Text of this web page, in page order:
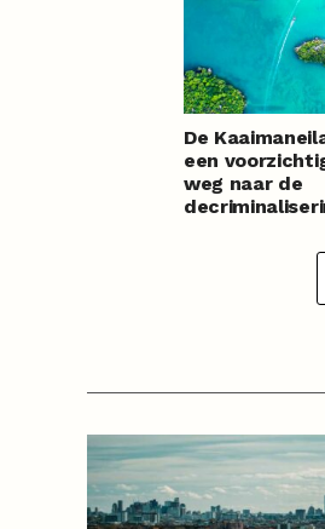
De
een
weg naar de